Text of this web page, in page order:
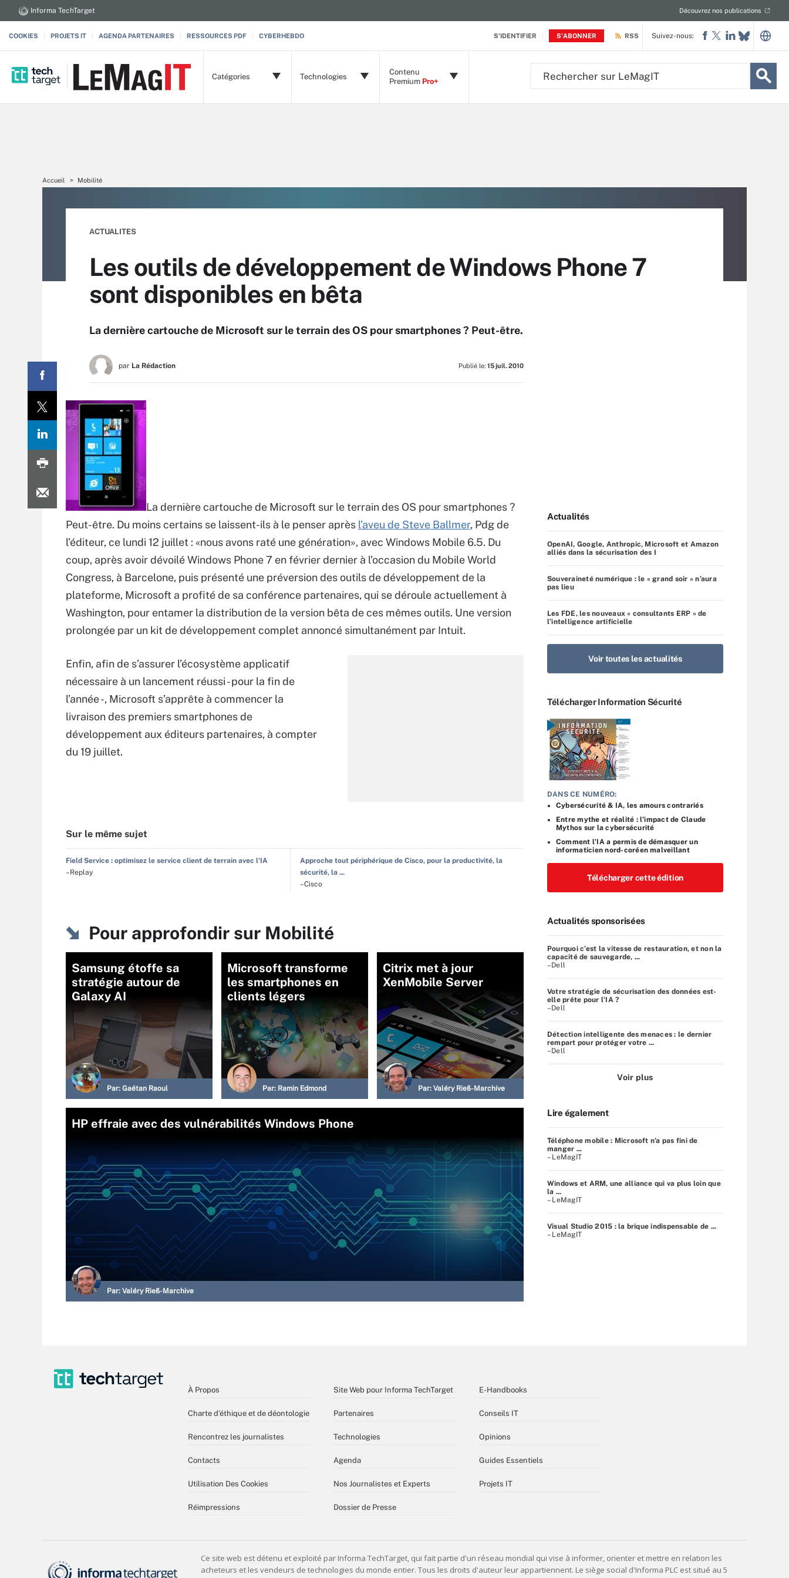
S'IDENTIFIER S'ABONNER
Informa TechTarget Découvrez nos publications
COOKIES PROJETS IT AGENDA PARTENAIRES RESSOURCES PDF CYBERHEBDO RSS
Catégories Technologies
Contenu
Premium Pro+
Suivez-nous:
Accueil Mobilité
ACTUALITES
Les outils de développement de Windows Phone 7
sont disponibles en bêta
La dernière cartouche de Microsoft sur le terrain des OS pour smartphones ? Peut-être.
par La Rédaction Publié le: 15 juil. 2010
La dernière cartouche de Microsoft sur le terrain des OS pour smartphones ?
Peut-être. Du moins certains se laissent-ils à le penser après l’aveu de Steve Ballmer, Pdg de
l’éditeur, ce lundi 12 juillet : «nous avons raté une génération», avec Windows Mobile 6.5. Du
coup, après avoir dévoilé Windows Phone 7 en février dernier à l’occasion du Mobile World
Congress, à Barcelone, puis présenté une préversion des outils de développement de la
plateforme, Microsoft a profité de sa conférence partenaires, qui se déroule actuellement à
Washington, pour entamer la distribution de la version bêta de ces mêmes outils. Une version
prolongée par un kit de développement complet annoncé simultanément par Intuit.
Enfin, afin de s’assurer l’écosystème applicatif
nécessaire à un lancement réussi - pour la fin de
l’année -, Microsoft s’apprête à commencer la
livraison des premiers smartphones de
développement aux éditeurs partenaires, à compter
du 19 juillet.
Sur le même sujet
Field Service : optimisez le service client de terrain avec l'IA
–Replay
Approche tout périphérique de Cisco, pour la productivité, la
sécurité, la ...
–Cisco
Pour approfondir sur Mobilité
Samsung étoffe sa
stratégie autour de
Galaxy AI
Par: Gaétan Raoul
Microsoft transforme
les smartphones en
clients légers
Par: Ramin Edmond
Citrix met à jour
XenMobile Server
Par: Valéry Rieß-Marchive
HP effraie avec des vulnérabilités Windows Phone
Par: Valéry Rieß-Marchive
Actualités
OpenAI, Google, Anthropic, Microsoft et Amazon
alliés dans la sécurisation des I
Souveraineté numérique : le « grand soir » n’aura
pas lieu
Les FDE, les nouveaux « consultants ERP » de
l’intelligence artificielle
Voir toutes les actualités
Télécharger Information Sécurité
DANS CE NUMÉRO:
Cybersécurité & IA, les amours contrariés
Entre mythe et réalité : l’impact de Claude
Mythos sur la cybersécurité
Comment l’IA a permis de démasquer un
informaticien nord-coréen malveillant
Télécharger cette édition
Actualités sponsorisées
Pourquoi c’est la vitesse de restauration, et non la
capacité de sauvegarde, ...
–Dell
Votre stratégie de sécurisation des données est-
elle prête pour l'IA ?
–Dell
Détection intelligente des menaces : le dernier
rempart pour protéger votre ...
–Dell
Voir plus
Lire également
Téléphone mobile : Microsoft n’a pas fini de
manger ...
– LeMagIT
Windows et ARM, une alliance qui va plus loin que
la ...
– LeMagIT
Visual Studio 2015 : la brique indispensable de ...
– LeMagIT
À Propos
Charte d’éthique et de déontologie
Rencontrez les journalistes
Contacts
Utilisation Des Cookies
Réimpressions
Site Web pour Informa TechTarget
Partenaires
Technologies
Agenda
Nos Journalistes et Experts
Dossier de Presse
E-Handbooks
Conseils IT
Opinions
Guides Essentiels
Projets IT